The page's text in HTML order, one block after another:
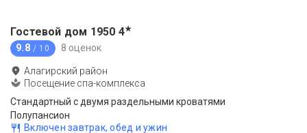
Гостевой дом 1950 4★
9.8 / 10 8 оценок
Алагирский район
Посещение спа-комплекса
Стандартный с двумя раздельными кроватями
Полупансион
Включен завтрак, обед и ужин